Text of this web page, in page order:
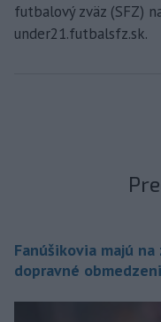
futbalový zväz (SFZ)
under21.futbalsfz.sk.
Fanúšikovia majú na
dopravné